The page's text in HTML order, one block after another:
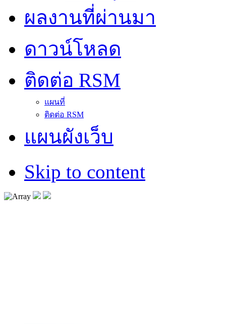
ผลงานที่ผ่านมา
ดาวน์โหลด
ติดต่อ RSM
แผนที่
ติดต่อ RSM
แผนผังเว็บ
Skip to content